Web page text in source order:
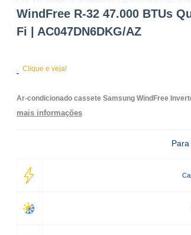
WindFree R-32 47.000 BTUs
Fi | AC047DN6DKG/AZ
Clique e veja!
Ar-condicionado cassete Samsung WindFree
mais informações